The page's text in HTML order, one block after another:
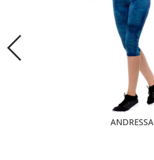
ANDRESSA